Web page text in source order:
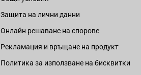
Защита на лични данни
Онлайн решаване на спорове
Рекламация и връщане на продукт
Политика за използване на бисквитки